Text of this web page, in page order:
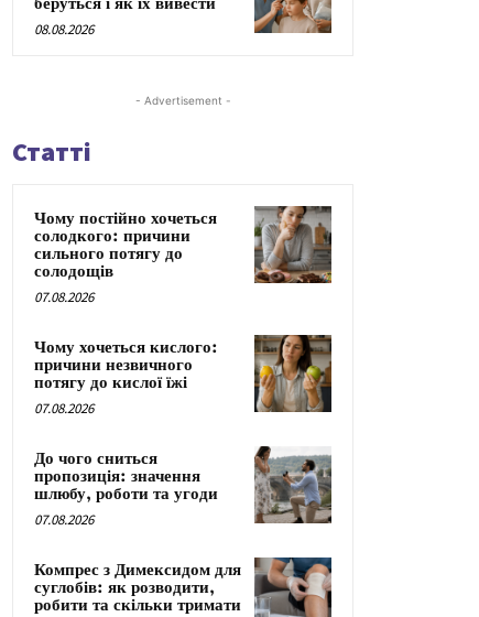
08.08.2026
- Advertisement -
Статті
Чому постійно хочеться
солодкого: причини
сильного потягу до
солодощів
07.08.2026
Чому хочеться кислого:
причини незвичного
потягу до кислої їжі
07.08.2026
До чого сниться
пропозиція: значення
шлюбу, роботи та угоди
07.08.2026
Компрес з Димексидом для
суглобів: як розводити,
робити та скільки тримати